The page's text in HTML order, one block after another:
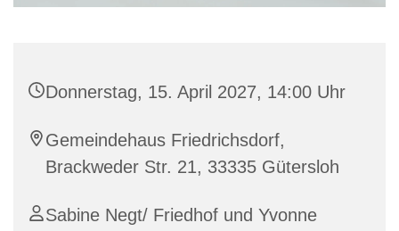
Donnerstag, 15. April 2027, 14:00 Uhr
Gemeindehaus Friedrichsdorf,
Brackweder Str. 21, 33335 Gütersloh
Sabine Negt/ Friedhof und Yvonne